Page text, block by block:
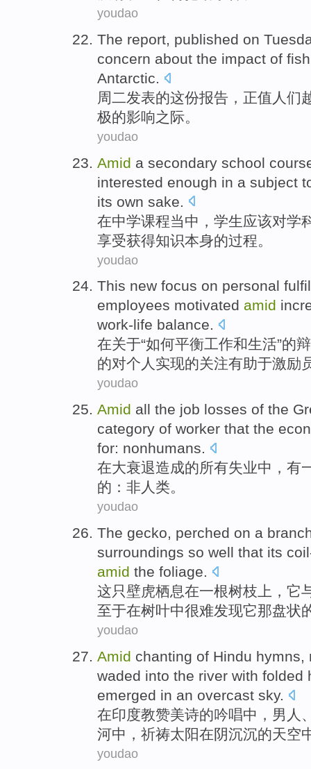
youdao
The report, published on
concern about the impact of
Antarctic.
周二发表的这份报告， 正值 人们
极的影响之际。
youdao
Amid a secondary school
interested enough in a subject
its own sake
在中学课程当中， 学生应该对学
享受获得知识本身的过程。
youdao
This new focus on personal
employees motivated amid
work-life balance.
在关于“如何平衡工作和生活”的
的对个人 实现的关注有助于激励
youdao
Amid all the job losses of the
category of worker that the
for: nonhumans.
在大衰退造成的所有失业中， 有
的 ： 非 人类。
youdao
The gecko, perched on a
surroundings so well that its
amid the foliage.
这只壁虎栖息在一根树枝上 ， 它
至于在树叶中很难发现它那盘状
youdao
Amid chanting of Hindu hymns,
waded into the river with folded
emerged in an overcast sky.
在印度教赞美诗的吟唱中， 男人
河中， 祈祷太阳在阴沉沉的天空
youdao